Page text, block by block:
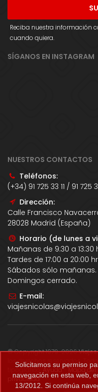
Reciba nuestra información
cuando quiera.
SÍGANOS EN INSTAGRAM
NUESTROS CONTACTOS
Teléfonos:
(+34) 91 725 33 11 / 91 725
Dirección:
Calle Francisco
28028 Madrid (España)
Horario (de lunes a
Mañanas de 9:30 a 13:30
Tardes de 17:00 a 20:00
Sábados sólo mañanas.
Domingos cerrado.
E-mail:
© Copyright 1979-2026Viajes
los derechos reservados.
tipográfico.Ayuda -Mapa del
privacidad.
Solicitamos su permiso
navegación en esta web,
13/2012. Si continúa